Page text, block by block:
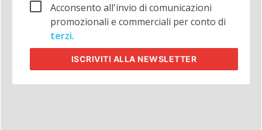
Acconsento all'invio di comunicazioni
promozionali e commerciali per conto di
terzi.
ISCRIVITI ALLA NEWSLETTER